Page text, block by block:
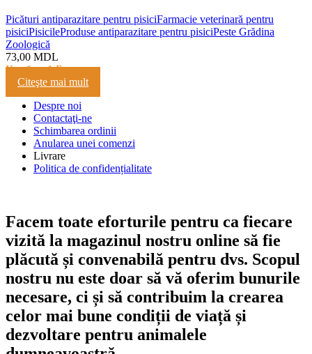
Picături antiparazitare pentru pisiciFarmacie veterinară pentru
pisiciPisicileProduse antiparazitare pentru pisiciPeste Grădina
Zoologică
73,00 MDL
Кешбэк:1 Балл
Citeşte mai mult
Despre noi
Contactaţi-ne
Schimbarea ordinii
Anularea unei comenzi
Livrare
Politica de confidențialitate
Facem toate eforturile pentru ca fiecare
vizită la magazinul nostru online să fie
plăcută și convenabilă pentru dvs. Scopul
nostru nu este doar să vă oferim bunurile
necesare, ci și să contribuim la crearea
celor mai bune condiții de viață și
dezvoltare pentru animalele